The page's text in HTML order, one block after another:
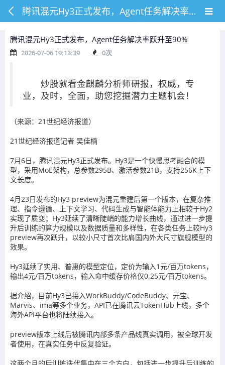
腾讯混元Hy3正式发布，Agent任务解决率跃升至90%
腾讯混元Hy3正式发布，Agent任务解决率跃升至90%
2026-07-06 19:13:39 0次
炒股就看金麒麟分析师研报，权威，专
业，及时，全面，助您挖掘潜力主题机会！
（来源：21世纪经济报道）
21世纪经济报道记者 吴佳楠
7月6日，腾讯混元Hy3正式发布。Hy3是一个快慢思考融合的模
型，采用MoE架构，总参数295B、激活参数21B，支持256K上下
文长度。
4月23日发布的Hy3 preview为混元重建后第一个版本，在复杂推
理、指令遵循、上下文学习、代码生成与智能体能力上相较于Hy2
实现了质变；Hy3延续了清晰陡峭的能力增长曲线，通过进一步提
升后训练的算力规模以及数据质量和多样性，在各类任务上较Hy3
preview再次跃升，以较小尺寸首次比肩国内外大尺寸旗舰模型的
效果。
Hy3延续了实用、普惠的模型定位，定价为输入1元/百万tokens，
输出4元/百万tokens，输入命中缓存价格仅0.25元/百万tokens。
据介绍，目前Hy3已接入WorkBuddy/CodeBuddy、元宝、
Marvis、ima等多个业务，API已在腾讯云TokenHub上线，多个
海外API平台也将陆续接入。
preview版本上线后被腾讯内部多条产品线真实调用，被全球开发
者使用，在真实任务中反复验证。